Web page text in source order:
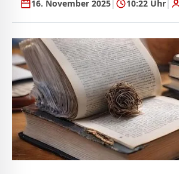
16. November 2025| 10:22 Uhr|